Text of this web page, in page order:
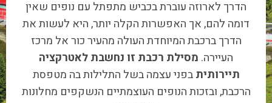
דומה להם, אך האפשרות הקלה יותר, היא לעשות את
הדרך ברכבת המיוחדת העולה מהעיר כור אל מרכז
העיירה.מסילת רכבת זו נחשבת לאטרקציה
תיירותיתבפני עצמה בשל התלילות בה מטפסת
הרכבת, ובזכות הנופים העוצמתיים הנשקפים מחלונות
הענק שלה.